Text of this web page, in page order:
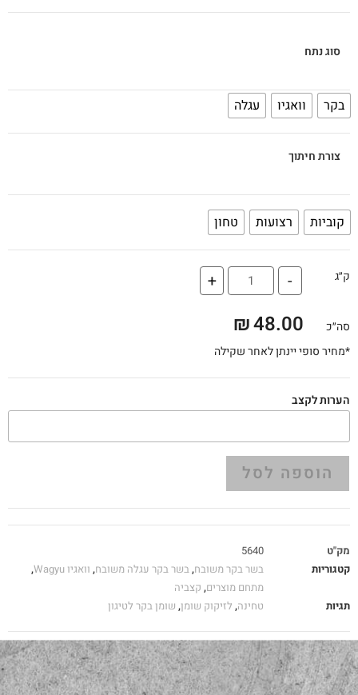
סוג נתח
בקר וואגיו עגלה
צורת חיתוך
קוביות רצועות טחון
ק״ג -
+
סה״כ 48.00
₪
*מחיר סופי יינתן לאחר שקילה
הערות לקצב
הוספה לסל
מק"ט
5640
קטגוריות
בשר בקר משובח,בשר בקר עגלה משובח, וואגיו Wagyu
,
מתחם מוצרים, קצביה
תגיות
טחינה, לזיקוק שומן, שומן בקר לטיגון